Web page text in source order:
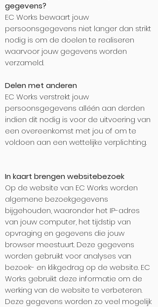
gegevens?
EC Works bewaart jouw
persoonsgegevens niet langer dan strikt
nodig is om de doelen te realiseren
waarvoor jouw gegevens worden
verzameld.
Delen met anderen
EC Works verstrekt jouw
persoonsgegevens alléén aan derden
indien dit nodig is voor de uitvoering van
een overeenkomst met jou of om te
voldoen aan een wettelijke verplichting.
In kaart brengen websitebezoek
Op de website van EC Works worden
algemene bezoekgegevens
bijgehouden, waaronder het IP-adres
van jouw computer, het tijdstip van
opvraging en gegevens die jouw
browser meestuurt. Deze gegevens
worden gebruikt voor analyses van
bezoek- en klikgedrag op de website. EC
Works gebruikt deze informatie om de
werking van de website te verbeteren.
Deze gegevens worden zo veel mogelijk